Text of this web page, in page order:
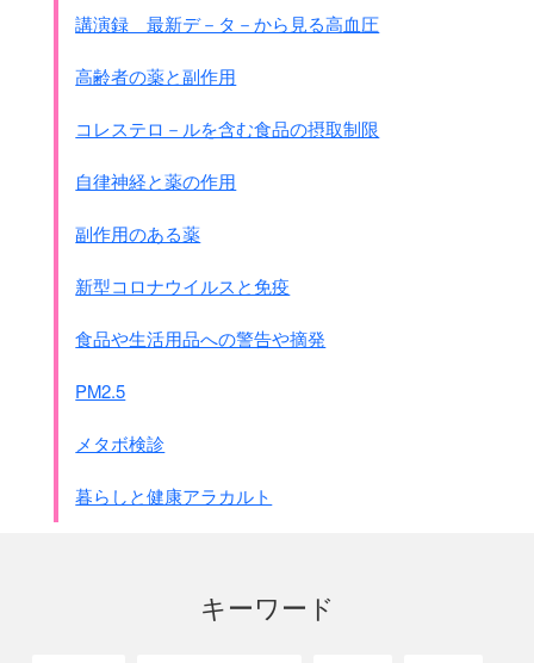
講演録 最新デ－タ－から見る高血圧
高齢者の薬と副作用
コレステロ－ルを含む食品の摂取制限
自律神経と薬の作用
副作用のある薬
新型コロナウイルスと免疫
食品や生活用品への警告や摘発
PM2.5
メタボ検診
暮らしと健康アラカルト
キーワード